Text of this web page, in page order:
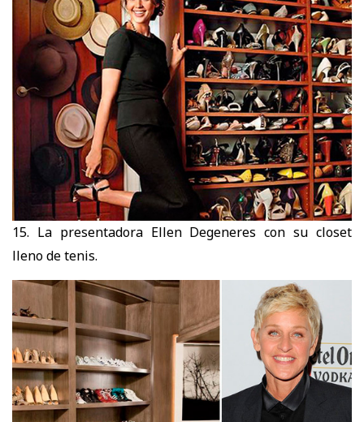
15. La presentadora Ellen Degeneres con su closet
lleno de tenis.